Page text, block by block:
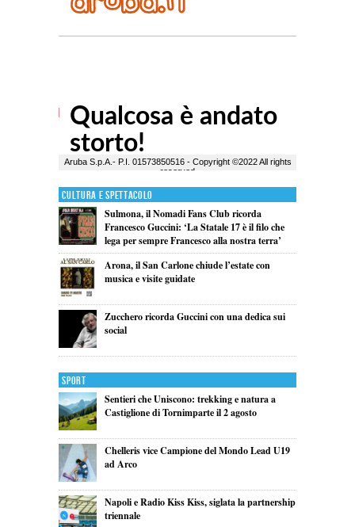
Cultura e Spettacolo
Sulmona, il Nomadi Fans Club ricorda
Francesco Guccini: ‘La Statale 17 è il filo che
lega per sempre Francesco alla nostra terra’
Arona, il San Carlone chiude l’estate con
musica e visite guidate
Zucchero ricorda Guccini con una dedica sui
social
Sport
Sentieri che Uniscono: trekking e natura a
Castiglione di Tornimparte il 2 agosto
Chelleris vice Campione del Mondo Lead U19
ad Arco
Napoli e Radio Kiss Kiss, siglata la partnership
triennale